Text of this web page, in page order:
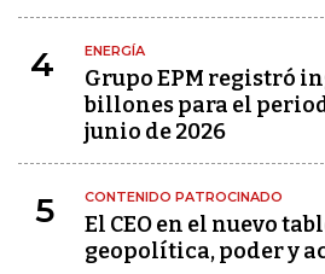
4 ENERGÍA
Grupo EPM registró
billones para el
junio de 2026
5 CONTENIDO PATROCINADO
El CEO en el nuevo
geopolítica, poder y